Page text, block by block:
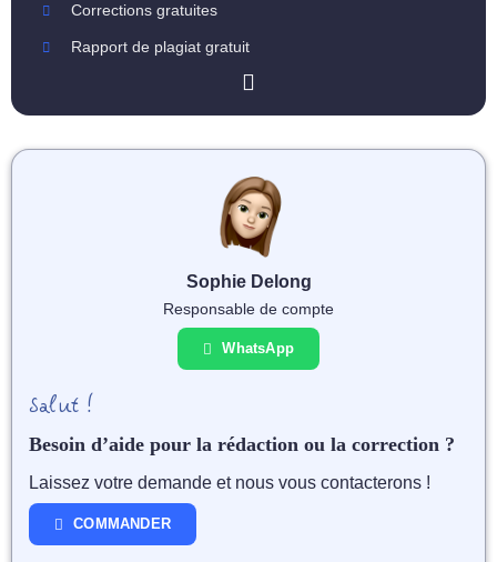
Corrections gratuites
Rapport de plagiat gratuit
Sophie Delong
Responsable de compte
WhatsApp
Salut !
Besoin d’aide pour la rédaction ou la correction ?
Laissez votre demande et nous vous contacterons !
COMMANDER